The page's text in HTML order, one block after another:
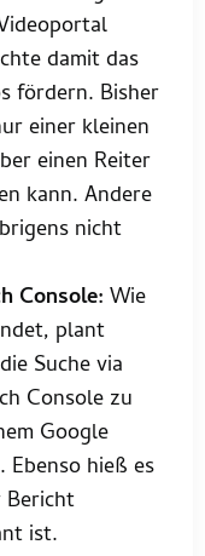
damit das
fördern. Bisher
einer kleinen
einen Reiter
kann. Andere
nicht
Console: Wie
plant
Suche via
Console zu
Google
hieß es
Bericht
ist.